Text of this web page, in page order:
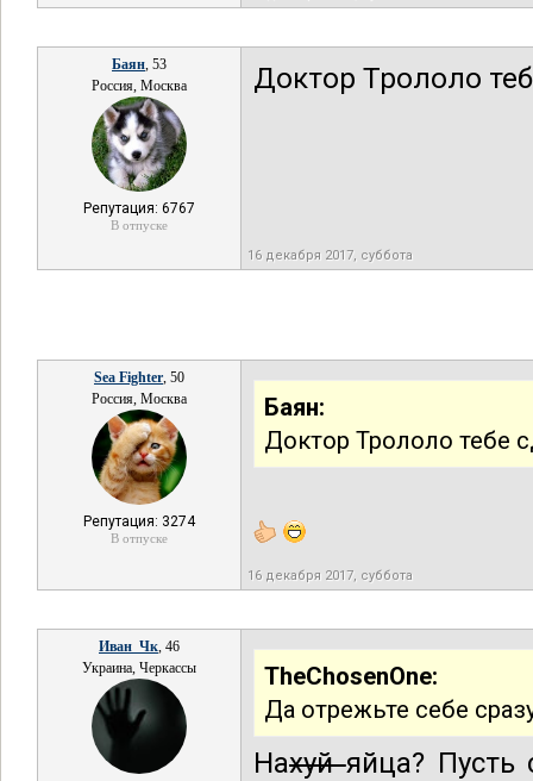
Баян, 53
Россия, Москва
Репутация: 6767
В отпуске
Доктор Трололо
16 декабря 2017, суббота
Sea Fighter, 50
Россия, Москва
Репутация: 3274
В отпуске
Баян:
Доктор Трололо тебе
16 декабря 2017, суббота
Иван_Чк, 46
Украина, Черкассы
TheChosenOne:
Да отрежьте себе
Нахуйяйца? Пусть